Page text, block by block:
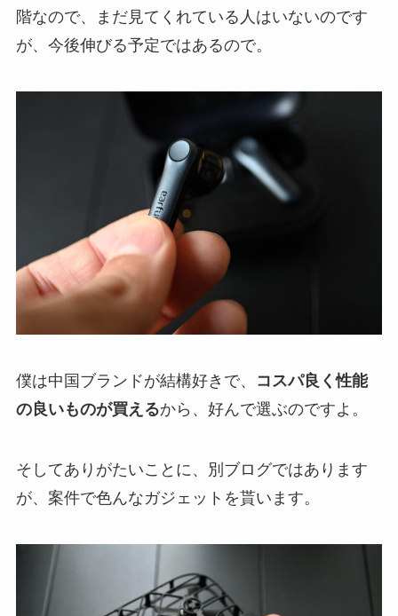
階なので、まだ見てくれている人はいないのです
が、今後伸びる予定ではあるので。
僕は中国ブランドが結構好きで、
コスパ良く性能
の良いものが買えるから、好んで選ぶのですよ。
そしてありがたいことに、別ブログではあります
が、案件で色んなガジェットを貰います。